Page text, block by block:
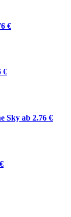
€
€
Sky ab 2.76 €